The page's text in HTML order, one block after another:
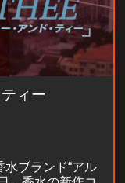
ィー
ブランド“アル